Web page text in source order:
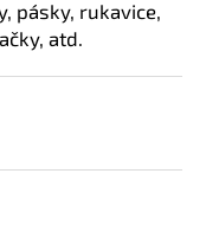
pásky, rukavice,
atd.